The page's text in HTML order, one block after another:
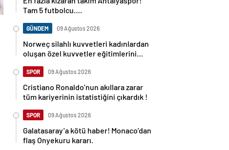
Tam 5 futbolcu….
GÜNDEM 09 Ağustos 2026
Norweç silahlı kuvvetleri kadınlardan
oluşan özel kuvvetler eğitimlerini
SPOR 09 Ağustos 2026
Cristiano Ronaldo’nun akıllara zarar
tüm kariyerinin istatistiğini çıkardık !
SPOR 09 Ağustos 2026
Galatasaray’a kötü haber! Monaco’dan
flaş Onyekuru kararı.